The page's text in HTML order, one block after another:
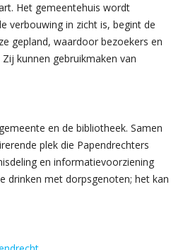
Het gemeentehuis wordt
verbouwing in zicht is, begint de
gepland, waardoor bezoekers en
kunnen gebruikmaken van
en de bibliotheek. Samen
plek die Papendrechters
en informatievoorziening
drinken met dorpsgenoten; het kan